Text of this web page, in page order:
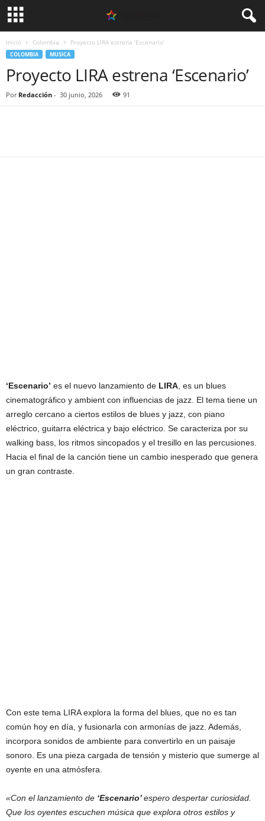
Inicio Colombia Proyecto LIRA estrena ‘Escenario’
COLOMBIA MUSICA
Proyecto LIRA estrena ‘Escenario’
Por Redacción - 30 junio, 2026 91
‘Escenario’ es el nuevo lanzamiento de LIRA, es un blues
cinematográfico y ambient con influencias de jazz. El tema tiene un
arreglo cercano a ciertos estilos de blues y jazz, con piano
eléctrico, guitarra eléctrica y bajo eléctrico. Se caracteriza por su
walking bass, los ritmos sincopados y el tresillo en las percusiones.
Hacia el final de la canción tiene un cambio inesperado que genera
un gran contraste.
Con este tema LIRA explora la forma del blues, que no es tan
común hoy en día, y fusionarla con armonías de jazz. Además,
incorpora sonidos de ambiente para convertirlo en un paisaje
sonoro. Es una pieza cargada de tensión y misterio que sumerge al
oyente en una atmósfera.
«Con el lanzamiento de ‘Escenario’espero despertar curiosidad.
Que los oyentes escuchen música que explora otros estilos y